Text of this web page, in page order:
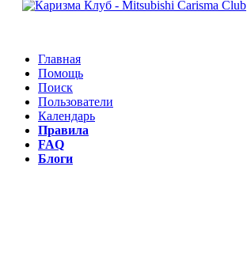
Главная
Помощь
Поиск
Пользователи
Календарь
Правила
FAQ
Блоги